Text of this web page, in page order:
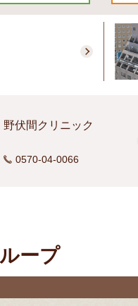
野伏間クリニック
0570-04-0066
ープ